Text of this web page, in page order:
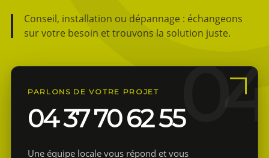
Conseil, installation ou dépannage : échangeons
sur votre besoin et trouvons la solution juste.
PARLONS DE VOTRE PROJET
04 37 70 62 55
Une équipe locale vous répond et vous